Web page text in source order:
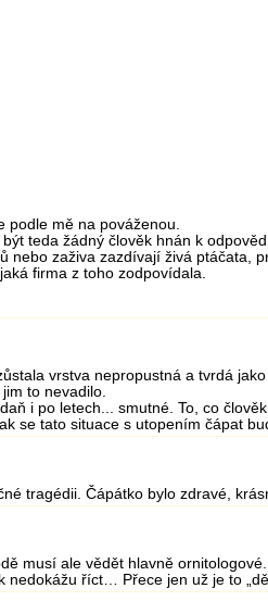
podle mě na pováženou.
teda žádný člověk hnán k
zaživa zazdívají živá ptáčata,
firma z toho zodpovídala.
vrstva nepropustná a tvrdá
to nevadilo.
i po letech... smutné. To, co
se tato situace s utopením čápat
tragédii. Čápátko bylo zdravé,
musí ale vědět hlavně
říct… Přece jen už je to